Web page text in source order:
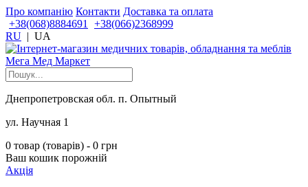
Про компанію Контакти Доставка та оплата
+38(068)8884691
+38(066)2368999
RU | UA
Днепропетровская обл. п. Опытный
ул. Научная 1
0 товар (товарів) - 0 грн
Ваш кошик порожній
Акція